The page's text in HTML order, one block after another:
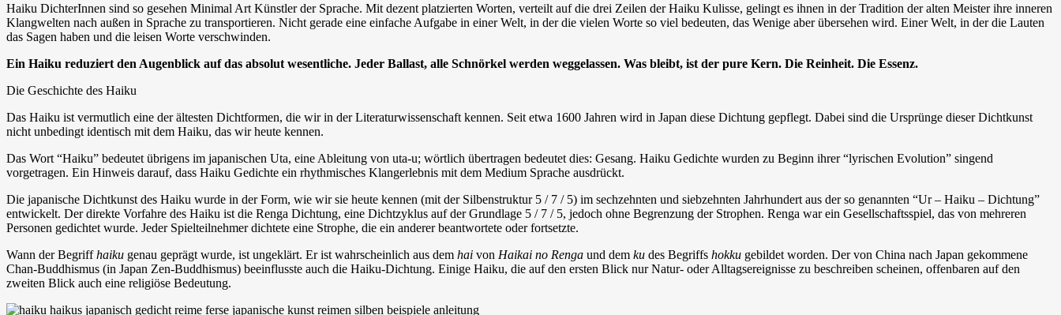
Haiku DichterInnen sind so gesehen Minimal Art Künstler der Sprache. Mit dezent platzierten Worten, verteilt auf die drei Zeilen der Haiku Kulisse, gelingt es ihnen in der Tradition der alten Meister ihre inneren
Klangwelten nach außen in Sprache zu transportieren. Nicht gerade eine einfache Aufgabe in einer Welt, in der die vielen Worte so viel bedeuten, das Wenige aber übersehen wird. Einer Welt, in der die Lauten
das Sagen haben und die leisen Worte verschwinden.
Ein Haiku reduziert den Augenblick auf das absolut wesentliche. Jeder Ballast, alle Schnörkel werden weggelassen. Was bleibt, ist der pure Kern. Die Reinheit. Die Essenz.
Die Geschichte des Haiku
Das Haiku ist vermutlich eine der ältesten Dichtformen, die wir in der Literaturwissenschaft kennen. Seit etwa 1600 Jahren wird in Japan diese Dichtung gepflegt. Dabei sind die Ursprünge dieser Dichtkunst
nicht unbedingt identisch mit dem Haiku, das wir heute kennen.
Das Wort “Haiku” bedeutet übrigens im japanischen Uta, eine Ableitung von uta-u; wörtlich übertragen bedeutet dies: Gesang. Haiku Gedichte wurden zu Beginn ihrer “lyrischen Evolution” singend
vorgetragen. Ein Hinweis darauf, dass Haiku Gedichte ein rhythmisches Klangerlebnis mit dem Medium Sprache ausdrückt.
Die japanische Dichtkunst des Haiku wurde in der Form, wie wir sie heute kennen (mit der Silbenstruktur 5 / 7 / 5) im sechzehnten und siebzehnten Jahrhundert aus der so genannten “Ur – Haiku – Dichtung”
entwickelt. Der direkte Vorfahre des Haiku ist die Renga Dichtung, eine Dichtzyklus auf der Grundlage 5 / 7 / 5, jedoch ohne Begrenzung der Strophen. Renga war ein Gesellschaftsspiel, das von mehreren
Personen gedichtet wurde. Jeder Spielteilnehmer dichtete eine Strophe, die ein anderer beantwortete oder fortsetzte.
Wann der Begriffhaiku genau geprägt wurde, ist ungeklärt. Er ist wahrscheinlich aus dem hai von Haikai no Renga und dem ku des Begriffs hokku gebildet worden. Der von China nach Japan gekommene
Chan-Buddhismus (in Japan Zen-Buddhismus) beeinflusste auch die Haiku-Dichtung. Einige Haiku, die auf den ersten Blick nur Natur- oder Alltagsereignisse zu beschreiben scheinen, offenbaren auf den
zweiten Blick auch eine religiöse Bedeutung.